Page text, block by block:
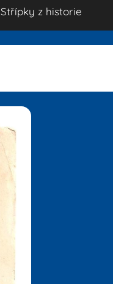
Střípky z historie